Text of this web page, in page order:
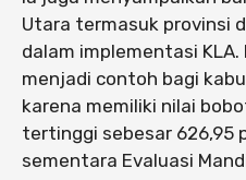
Utara termasuk provinsi
dalam implementasi
menjadi contoh bagi
karena memiliki nilai
tertinggi sebesar 626,95
sementara Evaluasi